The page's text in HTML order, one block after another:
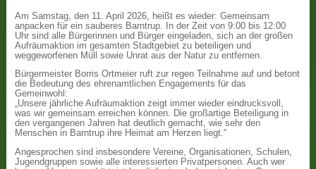
Am Samstag, den 11. April 2026, heißt es wieder: Gemeinsam
anpacken für ein sauberes Barntrup. In der Zeit von 9:00 bis 12:00
Uhr sind alle Bürgerinnen und Bürger eingeladen, sich an der großen
Aufräumaktion im gesamten Stadtgebiet zu beteiligen und
weggeworfenen Müll sowie Unrat aus der Natur zu entfernen.
Bürgermeister Borris Ortmeier ruft zur regen Teilnahme auf und betont
die Bedeutung des ehrenamtlichen Engagements für das
Gemeinwohl:
„Unsere jährliche Aufräumaktion zeigt immer wieder eindrucksvoll,
was wir gemeinsam erreichen können. Die großartige Beteiligung in
den vergangenen Jahren hat deutlich gemacht, wie sehr den
Menschen in Barntrup ihre Heimat am Herzen liegt.“
Angesprochen sind insbesondere Vereine, Organisationen, Schulen,
Jugendgruppen sowie alle interessierten Privatpersonen. Auch wer